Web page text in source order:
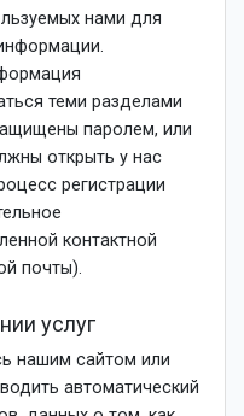
нами для
теми разделами
паролем, или
открыть у нас
регистрации
контактной
почты).
услуг
нашим сайтом или
автоматический